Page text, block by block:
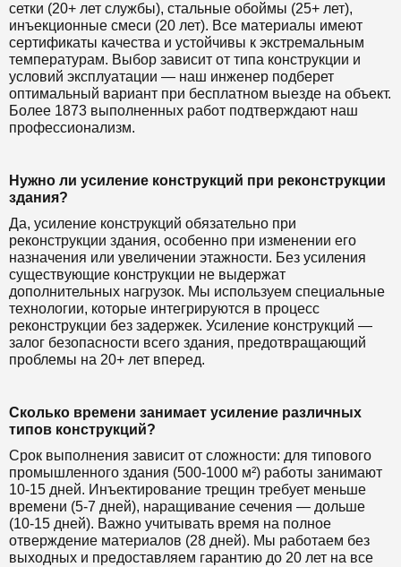
сетки (20+ лет службы), стальные обоймы (25+ лет),
инъекционные смеси (20 лет). Все материалы имеют
сертификаты качества и устойчивы к экстремальным
температурам. Выбор зависит от типа конструкции и
условий эксплуатации — наш инженер подберет
оптимальный вариант при бесплатном выезде на объект.
Более 1873 выполненных работ подтверждают наш
профессионализм.
Нужно ли усиление конструкций при реконструкции
здания?
Да, усиление конструкций обязательно при
реконструкции здания, особенно при изменении его
назначения или увеличении этажности. Без усиления
существующие конструкции не выдержат
дополнительных нагрузок. Мы используем специальные
технологии, которые интегрируются в процесс
реконструкции без задержек. Усиление конструкций —
залог безопасности всего здания, предотвращающий
проблемы на 20+ лет вперед.
Сколько времени занимает усиление различных
типов конструкций?
Срок выполнения зависит от сложности: для типового
промышленного здания (500-1000 м²) работы занимают
10-15 дней. Инъектирование трещин требует меньше
времени (5-7 дней), наращивание сечения — дольше
(10-15 дней). Важно учитывать время на полное
отверждение материалов (28 дней). Мы работаем без
выходных и предоставляем гарантию до 20 лет на все